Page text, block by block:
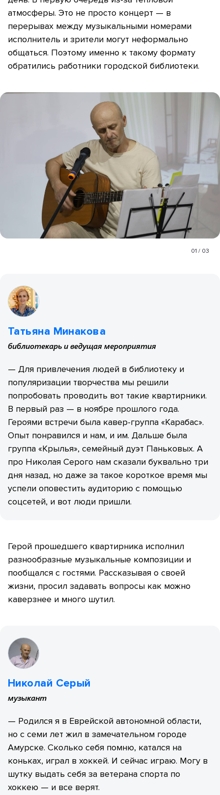
атмосферы. Это не просто концерт — в
перерывах между музыкальными номерами
исполнитель и зрители могут неформально
общаться. Поэтому именно к такому формату
обратились работники городской библиотеки.
01 / 03
Татьяна Минакова
библиотекарь и ведущая мероприятия
— Для привлечения людей в библиотеку и
популяризации творчества мы решили
попробовать проводить вот такие квартирники.
В первый раз — в ноябре прошлого года.
Героями встречи была кавер-группа «Карабас».
Опыт понравился и нам, и им. Дальше была
группа «Крылья», семейный дуэт Паньковых. А
про Николая Серого нам сказали буквально три
дня назад, но даже за такое короткое время мы
успели оповестить аудиторию с помощью
соцсетей, и вот люди пришли.
Герой прошедшего квартирника исполнил
разнообразные музыкальные композиции и
пообщался с гостями. Рассказывая о своей
жизни, просил задавать вопросы как можно
каверзнее и много шутил.
Николай Серый
музыкант
— Родился я в Еврейской автономной области,
но с семи лет жил в замечательном городе
Амурске. Сколько себя помню, катался на
коньках, играл в хоккей. И сейчас играю. Могу в
шутку выдать себя за ветерана спорта по
хоккею — и все верят.